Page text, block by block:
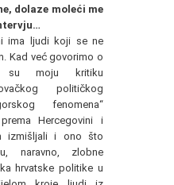
dolaze moleći me
ima ljudi koji se ne
Kad već govorimo o
su moju kritiku
političkog
fenomena“
Hercegovini i
izmišljali i ono što
naravno, zlobne
hrvatske politike u